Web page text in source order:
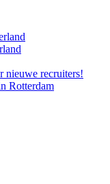
nieuwe recruiters!
Rotterdam